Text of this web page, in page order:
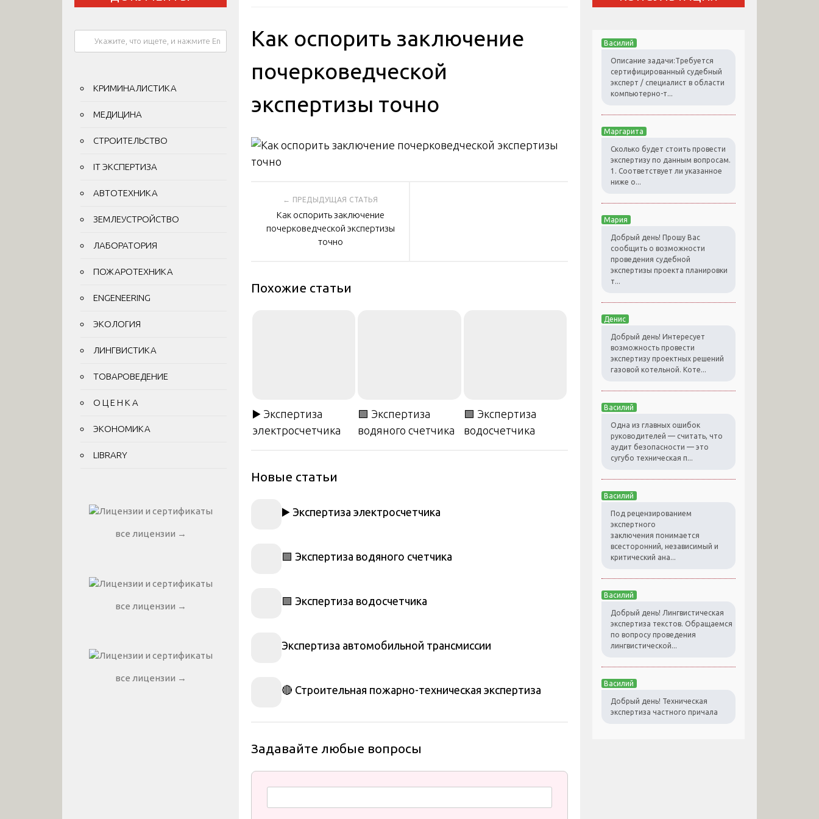
Как оспорить заключение
почерковедческой
экспертизы точно
Навигация
Как оспорить заключение
почерковедческой экспертизы
точно
Похожие статьи
▶️ Экспертиза
электросчетчика
🟩 Экспертиза
водяного счетчика
🟩 Экспертиза
водосчетчика
Новые статьи
▶️ Экспертиза электросчетчика
🟩 Экспертиза водяного счетчика
🟩 Экспертиза водосчетчика
Экспертиза автомобильной трансмиссии
🔴 Строительная пожарно-техническая экспертиза
Задавайте любые вопросы
КРИМИНАЛИСТИКА
МЕДИЦИНА
СТРОИТЕЛЬСТВО
IT ЭКСПЕРТИЗА
АВТОТЕХНИКА
ЗЕМЛЕУСТРОЙСТВО
ЛАБОРАТОРИЯ
ПОЖАРОТЕХНИКА
ENGENEERING
ЭКОЛОГИЯ
ЛИНГВИСТИКА
ТОВАРОВЕДЕНИЕ
О Ц Е Н К А
ЭКОНОМИКА
LIBRARY
все лицензии →
все лицензии →
все лицензии →
Василий
Описание задачи:Требуется
сертифицированный судебный
эксперт / специалист в области
компьютерно-т...
Маргарита
Сколько будет стоить провести
экспертизу по данным вопросам.
1. Соответствует ли указанное
ниже о...
Мария
Добрый день! Прошу Вас
сообщить о возможности
проведения судебной
экспертизы проекта планировки
т...
Денис
Добрый день! Интересует
возможность провести
экспертизу проектных решений
газовой котельной. Коте...
Василий
Одна из главных ошибок
руководителей — считать, что
аудит безопасности — это
сугубо техническая п...
Василий
Под рецензированием
экспертного
заключения понимается
всесторонний, независимый и
критический ана...
Василий
Добрый день! Лингвистическая
экспертиза текстов. Обращаемся
по вопросу проведения
лингвистической...
Василий
Добрый день! Техническая
экспертиза частного причала